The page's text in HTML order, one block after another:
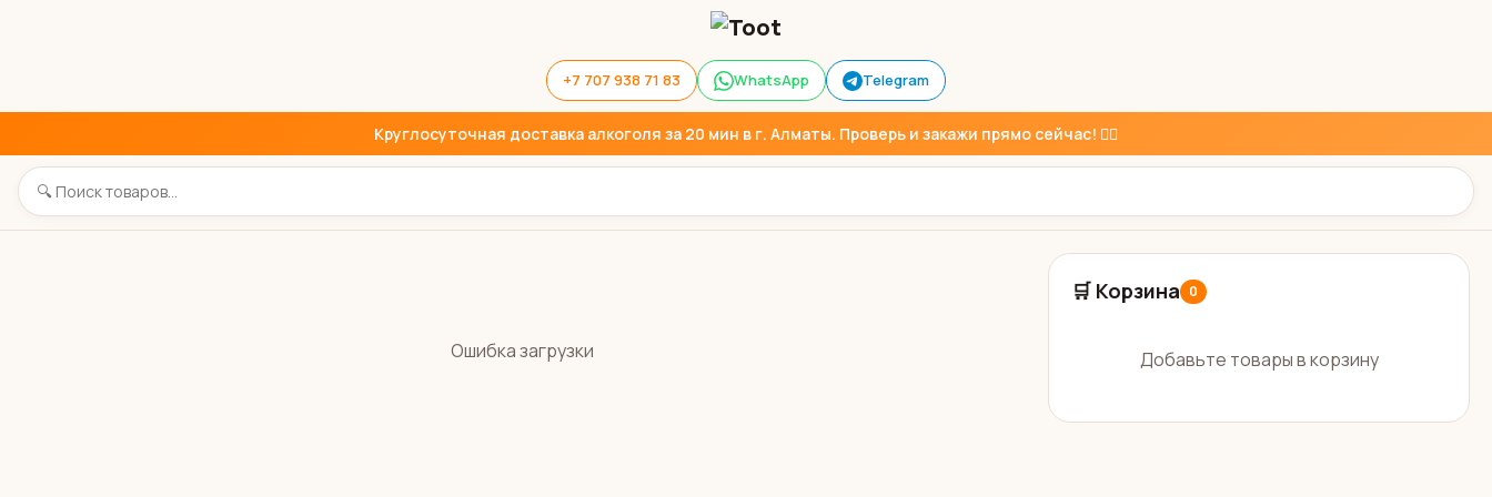
+7 707 938 71 83 WhatsApp Telegram
Круглосуточная доставка алкоголя за 20 мин в г. Алматы. Проверь и закажи прямо сейчас! 👇🏼
Ошибка загрузки
🛒 Корзина 0
Добавьте товары в корзину